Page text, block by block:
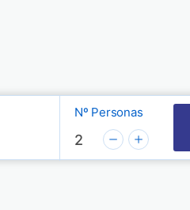
to interact with the
arrow key to interact
Nº Personas
2